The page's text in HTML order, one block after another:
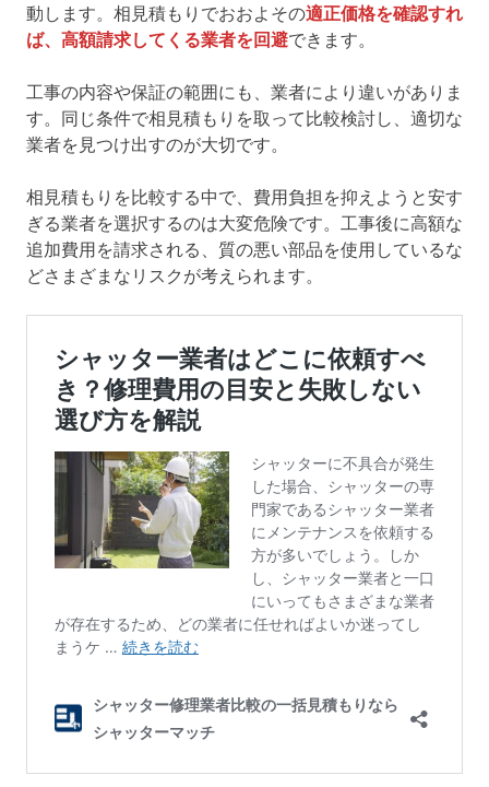
動します。相見積もりでおおよその適正価格を確認すれ
ば、高額請求してくる業者を回避できます。
工事の内容や保証の範囲にも、業者により違いがありま
す。同じ条件で相見積もりを取って比較検討し、適切な
業者を見つけ出すのが大切です。
相見積もりを比較する中で、費用負担を抑えようと安す
ぎる業者を選択するのは大変危険です。工事後に高額な
追加費用を請求される、質の悪い部品を使用しているな
どさまざまなリスクが考えられます。